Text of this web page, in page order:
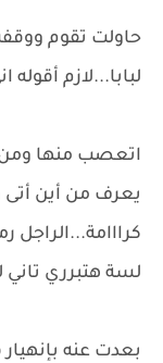
حاولت تقوم
لبابا...لازم
اتعصب منها
يعرف من أين أتى
كرااامة...الراجل
لسة هتبرري تاني
بعدت عنه بإنهيار